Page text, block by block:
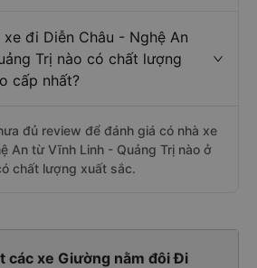
xe đi Diễn Châu - Nghệ An
Trị nào có chất lượng
cấp nhất?
đủ review để đánh giá có nhà xe
An từ Vĩnh Linh - Quảng Trị nào ở
chất lượng xuất sắc.
các xe Giường nằm đôi Đi